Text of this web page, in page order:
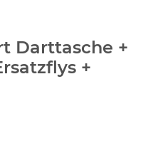
Darttasche +
+